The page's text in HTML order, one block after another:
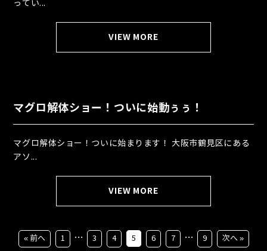
ってい...
VIEW MORE
マグロ解体ショー！ついに始動ぅぅ！
マグロ解体ショー！ついに始まります！ 大阪市鶴見区にある
アソ...
VIEW MORE
« 前へ 1 … 3 4 5 6 7 … 9 次へ »